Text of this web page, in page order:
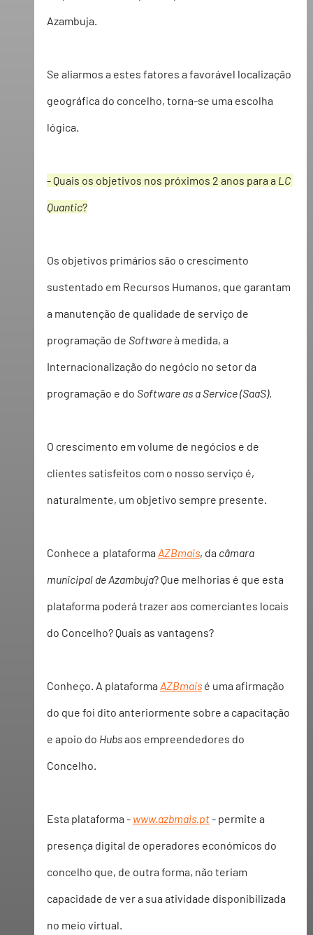
Azambuja.
Se aliarmos a estes fatores a favorável localização
geográfica do concelho, torna-se uma escolha
lógica.
- Quais os objetivos nos próximos 2 anos para a LC
Quantic?
Os objetivos primários são o crescimento
sustentado em Recursos Humanos, que garantam
a manutenção de qualidade de serviço de
programação de Software à medida, a
Internacionalização do negócio no setor da
programação e do Software as a Service (SaaS).
O crescimento em volume de negócios e de
clientes satisfeitos com o nosso serviço é,
naturalmente, um objetivo sempre presente.
Conhece a  plataforma AZBmais, da câmara
municipal de Azambuja? Que melhorias é que esta
plataforma poderá trazer aos comerciantes locais
do Concelho? Quais as vantagens?
Conheço. A plataforma AZBmais é uma afirmação
do que foi dito anteriormente sobre a capacitação
e apoio do Hubs aos empreendedores do
Concelho.
Esta plataforma - www.azbmais.pt - permite a
presença digital de operadores económicos do
concelho que, de outra forma, não teriam
capacidade de ver a sua atividade disponibilizada
no meio virtual.